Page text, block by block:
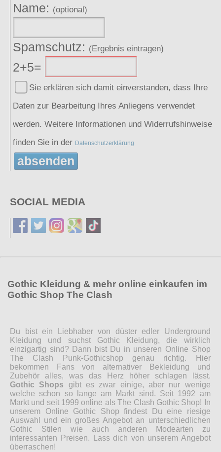
Name: (optional)
Spamschutz: (Ergebnis eintragen)
2+5=
Sie erklären sich damit einverstanden, dass Ihre
Daten zur Bearbeitung Ihres Anliegens verwendet
werden. Weitere Informationen und Widerrufshinweise
finden Sie in der Datenschutzerklärung
absenden
SOCIAL MEDIA
Gothic Kleidung & mehr online einkaufen im
Gothic Shop The Clash
Du bist ein Liebhaber von düster edler Underground
Kleidung und suchst Gothic Kleidung, die wirklich
einzigartig sind? Dann bist Du in unseren Online Shop
The Clash Punk-Gothicshop genau richtig. Hier
bekommen Fans von alternativer Bekleidung und
Zubehör alles, was das Herz höher schlagen lässt.
Gothic Shops gibt es zwar einige, aber nur wenige
welche schon so lange am Markt sind. Seit 1992 am
Markt und seit 1999 online als The Clash Gothic Shop! In
unserem Online Gothic Shop findest Du eine riesige
Auswahl und ein großes Angebot an unterschiedlichen
Gothic Stilen wie auch anderen Modearten zu
interessanten Preisen. Lass dich von unserem Angebot
überraschen!